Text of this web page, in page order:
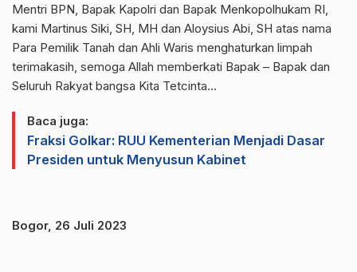
Mentri BPN, Bapak Kapolri dan Bapak Menkopolhukam RI,
kami Martinus Siki, SH, MH dan Aloysius Abi, SH atas nama
Para Pemilik Tanah dan Ahli Waris menghaturkan limpah
terimakasih, semoga Allah memberkati Bapak – Bapak dan
Seluruh Rakyat bangsa Kita Tetcinta…
Baca juga:
Fraksi Golkar: RUU Kementerian Menjadi Dasar
Presiden untuk Menyusun Kabinet
Bogor, 26 Juli 2023